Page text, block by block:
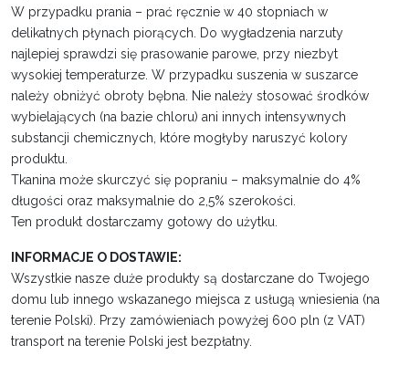
W przypadku prania – prać ręcznie w 40 stopniach w
delikatnych płynach piorących. Do wygładzenia narzuty
najlepiej sprawdzi się prasowanie parowe, przy niezbyt
wysokiej temperaturze. W przypadku suszenia w suszarce
należy obniżyć obroty bębna. Nie należy stosować środków
wybielających (na bazie chloru) ani innych intensywnych
substancji chemicznych, które mogłyby naruszyć kolory
produktu.
Tkanina może skurczyć się popraniu – maksymalnie do 4%
długości oraz maksymalnie do 2,5% szerokości.
Ten produkt dostarczamy gotowy do użytku.
INFORMACJE O DOSTAWIE:
Wszystkie nasze duże produkty są dostarczane do Twojego
domu lub innego wskazanego miejsca z usługą wniesienia (na
terenie Polski). Przy zamówieniach powyżej 600 pln (z VAT)
transport na terenie Polski jest bezpłatny.